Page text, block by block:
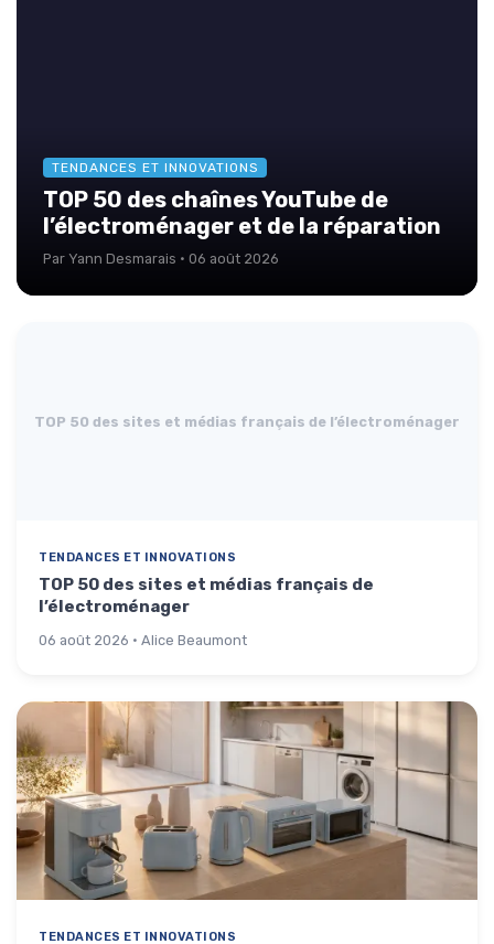
TENDANCES ET INNOVATIONS
TOP 50 des chaînes YouTube de
l’électroménager et de la réparation
Par Yann Desmarais · 06 août 2026
TOP 50 des sites et médias français de l’électroménager
TENDANCES ET INNOVATIONS
TOP 50 des sites et médias français de
l’électroménager
06 août 2026 · Alice Beaumont
TENDANCES ET INNOVATIONS